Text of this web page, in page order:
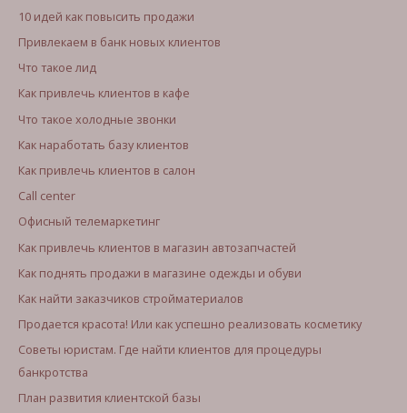
10 идей как повысить продажи
Привлекаем в банк новых клиентов
Что такое лид
Как привлечь клиентов в кафе
Что такое холодные звонки
Как наработать базу клиентов
Как привлечь клиентов в салон
Call center
Офисный телемаркетинг
Как привлечь клиентов в магазин автозапчастей
Как поднять продажи в магазине одежды и обуви
Как найти заказчиков стройматериалов
Продается красота! Или как успешно реализовать косметику
Советы юристам. Где найти клиентов для процедуры
банкротства
План развития клиентской базы